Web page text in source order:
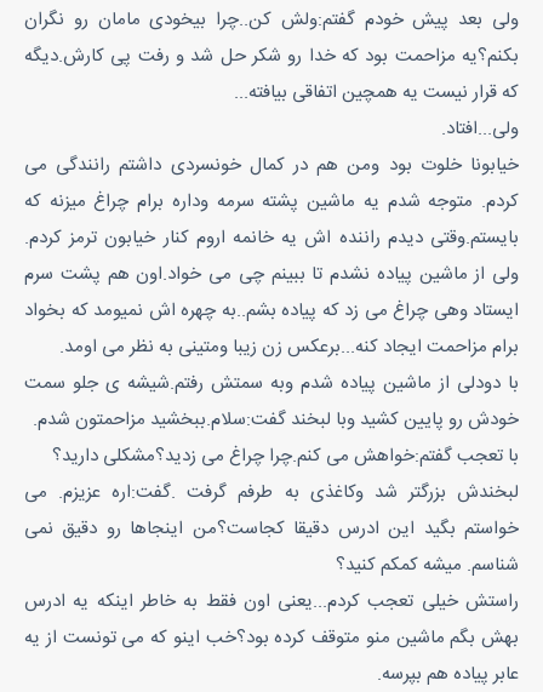
ولی بعد پیش خودم گفتم:ولش کن..چرا بیخودی مامان رو نگران
بکنم؟یه مزاحمت بود که خدا رو شکر حل شد و رفت پی کارش.دیگه
که قرار نیست یه همچین اتفاقی بیافته...
ولی...افتاد.
خیابونا خلوت بود ومن هم در کمال خونسردی داشتم رانندگی می
کردم. متوجه شدم یه ماشین پشته سرمه وداره برام چراغ میزنه که
بایستم.وقتی دیدم راننده اش یه خانمه اروم کنار خیابون ترمز کردم.
ولی از ماشین پیاده نشدم تا ببینم چی می خواد.اون هم پشت سرم
ایستاد وهی چراغ می زد که پیاده بشم..به چهره اش نمیومد که بخواد
برام مزاحمت ایجاد کنه...برعکس زن زیبا ومتینی به نظر می اومد.
با دودلی از ماشین پیاده شدم وبه سمتش رفتم.شیشه ی جلو سمت
خودش رو پایین کشید وبا لبخند گفت:سلام.ببخشید مزاحمتون شدم.
با تعجب گفتم:خواهش می کنم.چرا چراغ می زدید؟مشکلی دارید؟
لبخندش بزرگتر شد وکاغذی به طرفم گرفت .گفت:اره عزیزم. می
خواستم بگید این ادرس دقیقا کجاست؟من اینجاها رو دقیق نمی
شناسم. میشه کمکم کنید؟
راستش خیلی تعجب کردم...یعنی اون فقط به خاطر اینکه یه ادرس
بهش بگم ماشین منو متوقف کرده بود؟خب اینو که می تونست از یه
عابر پیاده هم بپرسه.